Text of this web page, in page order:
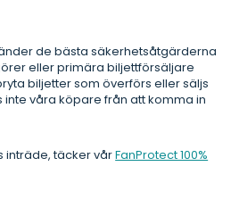
de bästa säkerhetsåtgärderna
eller primära biljettförsäljare
biljetter som överförs eller säljs
våra köpare från att komma in
inträde, täcker vårFanProtect 100%